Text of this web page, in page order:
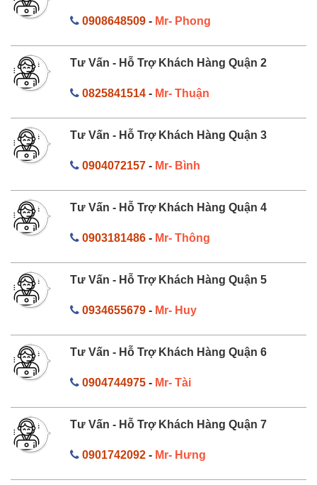
0908648509- Mr- Phong
Tư Vấn - Hỗ Trợ Khách Hàng Quận 2
0825841514- Mr- Thuận
Tư Vấn - Hỗ Trợ Khách Hàng Quận 3
0904072157- Mr- Bình
Tư Vấn - Hỗ Trợ Khách Hàng Quận 4
0903181486- Mr- Thông
Tư Vấn - Hỗ Trợ Khách Hàng Quận 5
0934655679- Mr- Huy
Tư Vấn - Hỗ Trợ Khách Hàng Quận 6
0904744975- Mr- Tài
Tư Vấn - Hỗ Trợ Khách Hàng Quận 7
0901742092- Mr- Hưng